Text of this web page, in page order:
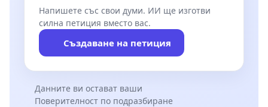
Напишете със свои думи. ИИ ще изготви
силна петиция вместо вас.
Създаване на петиция
Данните ви остават ваши
Поверителност по подразбиране